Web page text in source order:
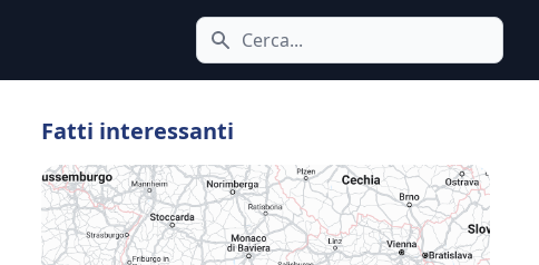
Cerca icona
Fatti interessanti